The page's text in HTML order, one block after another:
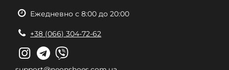
Ежедневно с 8:00 до 20:00
+38 (066) 304-72-62